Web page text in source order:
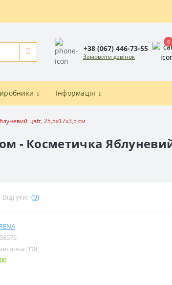
+38 (067) 446-73-55
Замовити дзвінок
0
Інформація
цвіт, 25,5x17x3,5 см
- Косметичка
Відгуки: (0)